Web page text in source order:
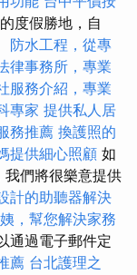
度假勝地，自
防水工程，從專
律事務所，專業
服務介紹，專業
專家 提供私人居
務推薦 換護照的
提供細心照顧 如
們將很樂意提供
計的助聽器解決
，幫您解決家務
通過電子郵件定
薦 台北護理之